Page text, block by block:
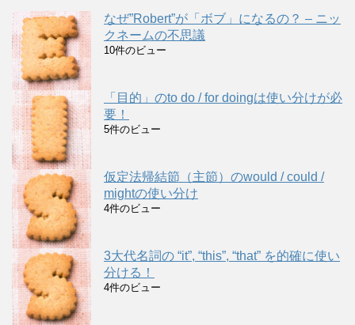
なぜ”Robert”が「ボブ」になるの？ – ニッ
クネームの不思議
10件のビュー
「目的」のto do / for doingは使い分けが必
要！
5件のビュー
仮定法帰結節（主節）のwould / could /
mightの使い分け
4件のビュー
3大代名詞の “it”, “this”, “that” を的確に使い
分ける！
4件のビュー